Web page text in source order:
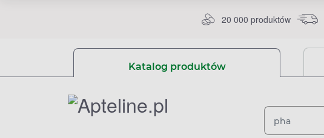
20 000 produktów
Katalog produktów